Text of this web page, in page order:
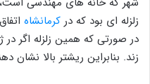
زلزله ای بود که در کرمانشاه
در صورتی که همین زلزله اگر
زند. بنابراین ریشتر بالا نشان